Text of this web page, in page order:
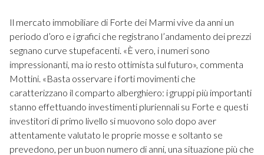
Il mercato immobiliare di Forte dei Marmi vive da anni un
periodo d’oro e i grafici che registrano l’andamento dei prezzi
segnano curve stupefacenti. «È vero, i numeri sono
impressionanti, ma io resto ottimista sul futuro», commenta
Mottini. «Basta osservare i forti movimenti che
caratterizzano il comparto alberghiero: i gruppi più importanti
stanno effettuando investimenti pluriennali su Forte e questi
investitori di primo livello si muovono solo dopo aver
attentamente valutato le proprie mosse e soltanto se
prevedono, per un buon numero di anni, una situazione più che